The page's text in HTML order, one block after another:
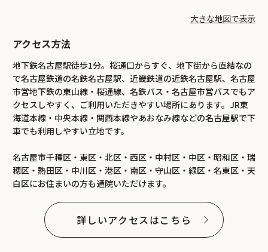
アクセス方法
地下鉄名古屋駅徒歩1分。桜通口からすぐ、地下街から直結なの
で名古屋鉄道の名鉄名古屋駅、近畿鉄道の近鉄名古屋駅、名古屋
市営地下鉄の東山線・桜通線、名鉄バス・名古屋市営バスでもア
クセスしやすく、ご利用いただきやすい場所にあります。JR東
海道本線・中央本線・関西本線やあおなみ線などの名古屋駅で下
車でも利用しやすい立地です。
名古屋市千種区・東区・北区・西区・中村区・中区・昭和区・瑞
穂区・熱田区・中川区・港区・南区・守山区・緑区・名東区・天
白区にお住まいの方も通院いただけます。
詳しいアクセスはこちら
大きな地図で表示